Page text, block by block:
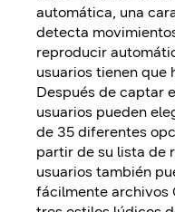
automática, una
detecta
reproducir
usuarios tienen que
Después de captar
usuarios pueden
de 35 diferentes
partir de su lista de
usuarios también
fácilmente archivos